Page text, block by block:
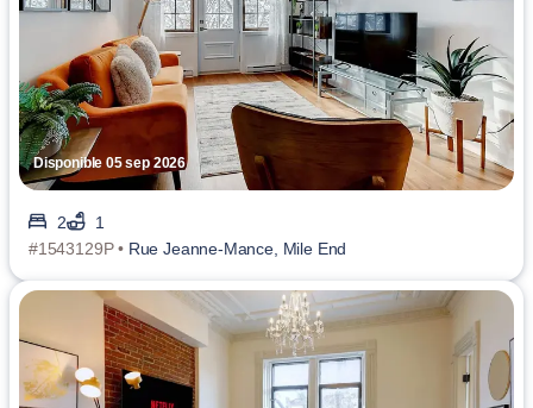
Disponible 05 sep 2026
2
1
#1543129P • Rue Jeanne-Mance, Mile End